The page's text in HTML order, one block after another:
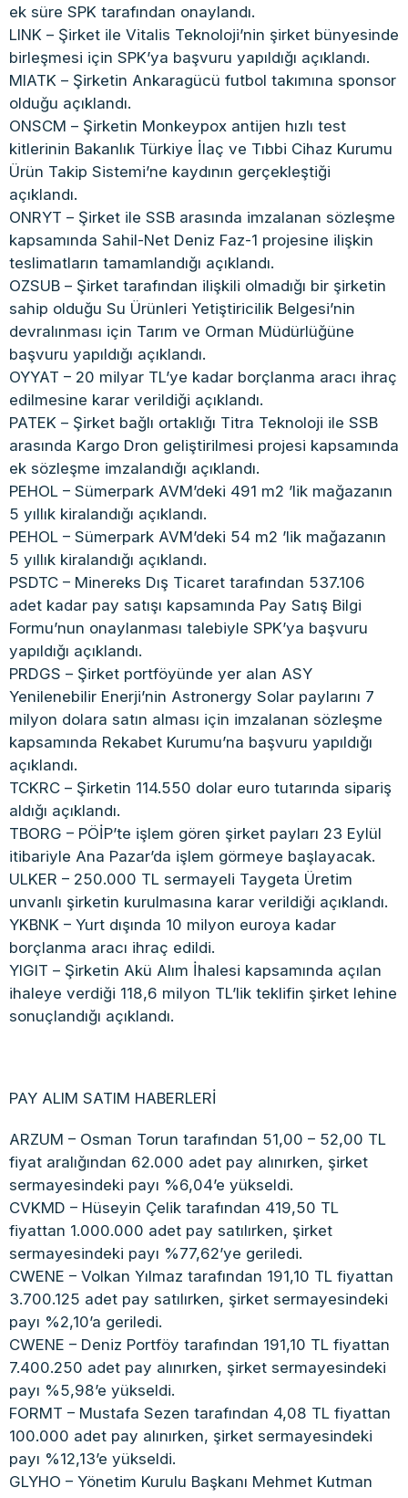
ek süre SPK tarafından onaylandı.
LINK – Şirket ile Vitalis Teknoloji’nin şirket bünyesinde
birleşmesi için SPK’ya başvuru yapıldığı açıklandı.
MIATK – Şirketin Ankaragücü futbol takımına sponsor
olduğu açıklandı.
ONSCM – Şirketin Monkeypox antijen hızlı test
kitlerinin Bakanlık Türkiye İlaç ve Tıbbi Cihaz Kurumu
Ürün Takip Sistemi’ne kaydının gerçekleştiği
açıklandı.
ONRYT – Şirket ile SSB arasında imzalanan sözleşme
kapsamında Sahil-Net Deniz Faz-1 projesine ilişkin
teslimatların tamamlandığı açıklandı.
OZSUB – Şirket tarafından ilişkili olmadığı bir şirketin
sahip olduğu Su Ürünleri Yetiştiricilik Belgesi’nin
devralınması için Tarım ve Orman Müdürlüğüne
başvuru yapıldığı açıklandı.
OYYAT – 20 milyar TL’ye kadar borçlanma aracı ihraç
edilmesine karar verildiği açıklandı.
PATEK – Şirket bağlı ortaklığı Titra Teknoloji ile SSB
arasında Kargo Dron geliştirilmesi projesi kapsamında
ek sözleşme imzalandığı açıklandı.
PEHOL – Sümerpark AVM’deki 491 m2 ’lik mağazanın
5 yıllık kiralandığı açıklandı.
PEHOL – Sümerpark AVM’deki 54 m2 ’lik mağazanın
5 yıllık kiralandığı açıklandı.
PSDTC – Minereks Dış Ticaret tarafından 537.106
adet kadar pay satışı kapsamında Pay Satış Bilgi
Formu’nun onaylanması talebiyle SPK’ya başvuru
yapıldığı açıklandı.
PRDGS – Şirket portföyünde yer alan ASY
Yenilenebilir Enerji’nin Astronergy Solar paylarını 7
milyon dolara satın alması için imzalanan sözleşme
kapsamında Rekabet Kurumu’na başvuru yapıldığı
açıklandı.
TCKRC – Şirketin 114.550 dolar euro tutarında sipariş
aldığı açıklandı.
TBORG – PÖİP’te işlem gören şirket payları 23 Eylül
itibariyle Ana Pazar’da işlem görmeye başlayacak.
ULKER – 250.000 TL sermayeli Taygeta Üretim
unvanlı şirketin kurulmasına karar verildiği açıklandı.
YKBNK – Yurt dışında 10 milyon euroya kadar
borçlanma aracı ihraç edildi.
YIGIT – Şirketin Akü Alım İhalesi kapsamında açılan
ihaleye verdiği 118,6 milyon TL’lik teklifin şirket lehine
sonuçlandığı açıklandı.
PAY ALIM SATIM HABERLERİ
ARZUM – Osman Torun tarafından 51,00 – 52,00 TL
fiyat aralığından 62.000 adet pay alınırken, şirket
sermayesindeki payı %6,04’e yükseldi.
CVKMD – Hüseyin Çelik tarafından 419,50 TL
fiyattan 1.000.000 adet pay satılırken, şirket
sermayesindeki payı %77,62’ye geriledi.
CWENE – Volkan Yılmaz tarafından 191,10 TL fiyattan
3.700.125 adet pay satılırken, şirket sermayesindeki
payı %2,10’a geriledi.
CWENE – Deniz Portföy tarafından 191,10 TL fiyattan
7.400.250 adet pay alınırken, şirket sermayesindeki
payı %5,98’e yükseldi.
FORMT – Mustafa Sezen tarafından 4,08 TL fiyattan
100.000 adet pay alınırken, şirket sermayesindeki
payı %12,13’e yükseldi.
GLYHO – Yönetim Kurulu Başkanı Mehmet Kutman